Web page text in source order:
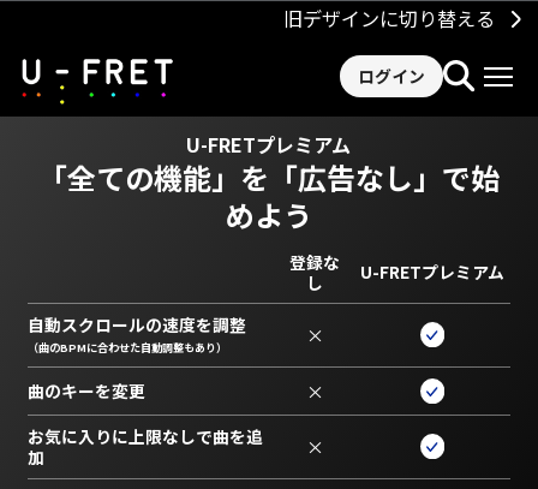
旧デザインに切り替える
ログイン
U-FRETプレミアム
「全ての機能」を 「広告なし」で始
めよう
登録な
し
U-FRETプレミアム
自動スクロールの速度を調整
（曲のBPMに合わせた自動調整もあり） ×
曲のキーを変更 ×
お気に入りに上限なしで曲を追
加
×